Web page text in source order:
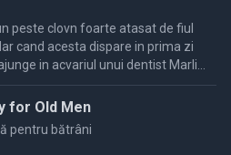
peste clovn foarte atasat de fiul
in acvariul unui dentist Marlin
pleaca in cautarea lui.Pe drum el se intalneste ...
for Old Men
pentru bătrâni